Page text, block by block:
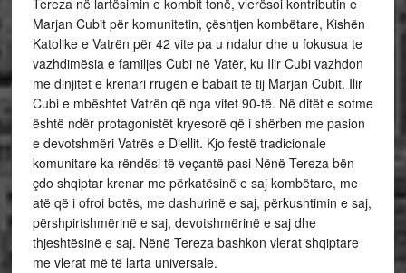
Tereza në lartësimin e kombit tonë, vlerësoi kontributin e
Marjan Cubit për komunitetin, çështjen kombëtare, Kishën
Katolike e Vatrën për 42 vite pa u ndalur dhe u fokusua te
vazhdimësia e familjes Cubi në Vatër, ku Ilir Cubi vazhdon
me dinjitet e krenari rrugën e babait të tij Marjan Cubit. Ilir
Cubi e mbështet Vatrën që nga vitet 90-të. Në ditët e sotme
është ndër protagonistët kryesorë që i shërben me pasion
e devotshmëri Vatrës e Diellit. Kjo festë tradicionale
komunitare ka rëndësi të veçantë pasi Nënë Tereza bën
çdo shqiptar krenar me përkatësinë e saj kombëtare, me
atë që i ofroi botës, me dashurinë e saj, përkushtimin e saj,
përshpirtshmërinë e saj, devotshmërinë e saj dhe
thjeshtësinë e saj. Nënë Tereza bashkon vlerat shqiptare
me vlerat më të larta universale.